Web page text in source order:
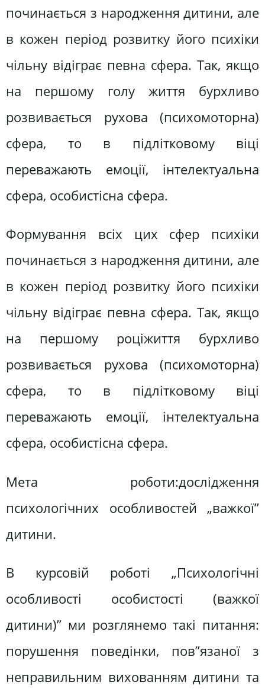
починається з народження дитини, але
в кожен період розвитку його психіки
чільну відіграє певна сфера. Так, якщо
на першому голу життя бурхливо
розвивається рухова (психомоторна)
сфера, то в підлітковому віці
переважають емоції, інтелектуальна
сфера, особистісна сфера.
Формування всіх цих сфер психіки
починається з народження дитини, але
в кожен період розвитку його психіки
чільну відіграє певна сфера. Так, якщо
на першому роціжиття бурхливо
розвивається рухова (психомоторна)
сфера, то в підлітковому віці
переважають емоції, інтелектуальна
сфера, особистісна сфера.
Мета роботи:дослідження
психологічних особливостей „важкої”
дитини.
В курсовій роботі „Психологічні
особливості особистості (важкої
дитини)” ми розглянемо такі питання:
порушення поведінки, пов”язаної з
неправильним вихованням дитини та